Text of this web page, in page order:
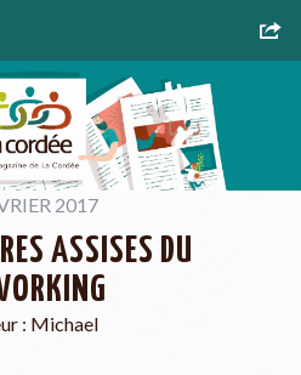
2017
ASSISES DU
: Michael